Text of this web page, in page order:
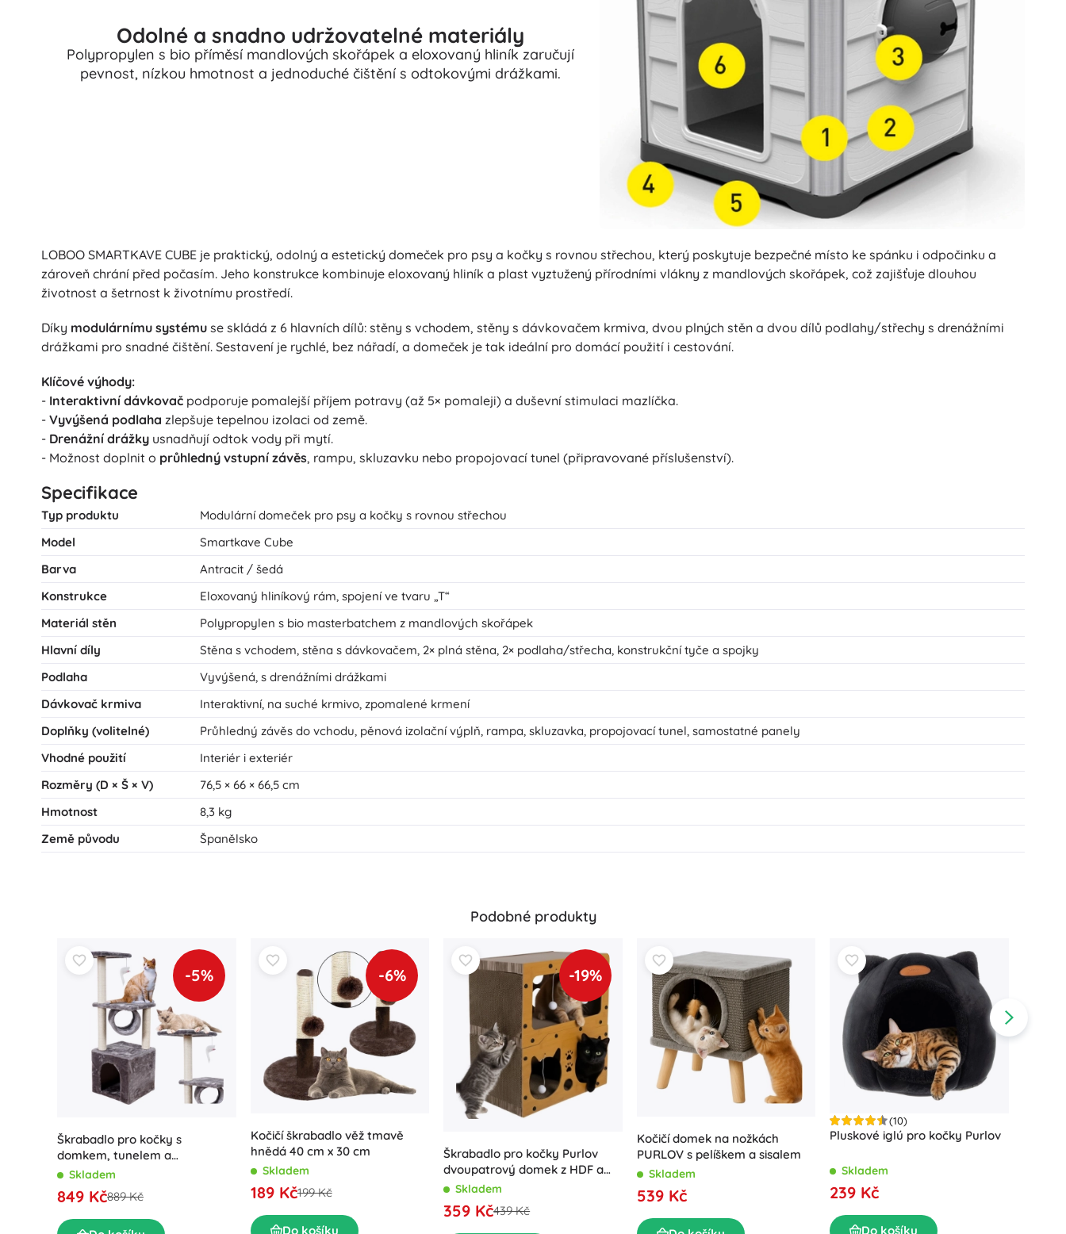
Odolné a snadno udržovatelné materiály
Polypropylen s bio příměsí mandlových skořápek a eloxovaný hliník zaručují
pevnost, nízkou hmotnost a jednoduché čištění s odtokovými drážkami.
LOBOO SMARTKAVE CUBE je praktický, odolný a estetický domeček pro psy a kočky s rovnou střechou, který poskytuje bezpečné místo ke spánku i odpočinku a
zároveň chrání před počasím. Jeho konstrukce kombinuje eloxovaný hliník a plast vyztužený přírodními vlákny z mandlových skořápek, což zajišťuje dlouhou
životnost a šetrnost k životnímu prostředí.
Díky modulárnímu systému se skládá z 6 hlavních dílů: stěny s vchodem, stěny s dávkovačem krmiva, dvou plných stěn a dvou dílů podlahy/střechy s drenážními
drážkami pro snadné čištění. Sestavení je rychlé, bez nářadí, a domeček je tak ideální pro domácí použití i cestování.
Klíčové výhody:
- Interaktivní dávkovač podporuje pomalejší příjem potravy (až 5× pomaleji) a duševní stimulaci mazlíčka.
- Vyvýšená podlaha zlepšuje tepelnou izolaci od země.
- Drenážní drážky usnadňují odtok vody při mytí.
- Možnost doplnit o průhledný vstupní závěs, rampu, skluzavku nebo propojovací tunel (připravované příslušenství).
Specifikace
Typ produktu
Modulární domeček pro psy a kočky s rovnou střechou
Model
Smartkave Cube
Barva
Antracit / šedá
Konstrukce
Eloxovaný hliníkový rám, spojení ve tvaru „T“
Materiál stěn
Polypropylen s bio masterbatchem z mandlových skořápek
Hlavní díly
Stěna s vchodem, stěna s dávkovačem, 2× plná stěna, 2× podlaha/střecha, konstrukční tyče a spojky
Podlaha
Vyvýšená, s drenážními drážkami
Dávkovač krmiva
Interaktivní, na suché krmivo, zpomalené krmení
Doplňky (volitelné)
Průhledný závěs do vchodu, pěnová izolační výplň, rampa, skluzavka, propojovací tunel, samostatné panely
Vhodné použití
Interiér i exteriér
Rozměry (D × Š × V)
76,5 × 66 × 66,5 cm
Hmotnost
8,3 kg
Země původu
Španělsko
Podobné produkty
-5%
Škrabadlo pro kočky s
domkem, tunelem a
platformami
Skladem
849 Kč889 Kč
-6%
Kočičí škrabadlo věž tmavě
hnědá 40 cm x 30 cm
Skladem
189 Kč199 Kč
Do košíku
-19%
Škrabadlo pro kočky Purlov
dvoupatrový domek z HDF a
vlnité lepenky 51,5 × 45,5 × 28
Skladem
359 Kč439 Kč
Kočičí domek na nožkách
PURLOV s pelíškem a sisalem
Skladem
539 Kč
(10)
Pluskové iglú pro kočky Purlov
Skladem
239 Kč
Do košíku